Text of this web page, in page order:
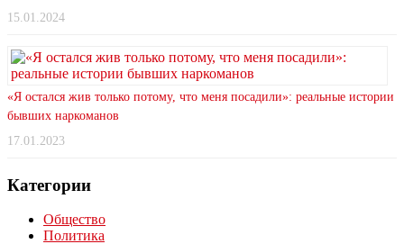
15.01.2024
«Я остался жив только потому, что меня посадили»: реальные истории
бывших наркоманов
17.01.2023
Категории
Общество
Политика